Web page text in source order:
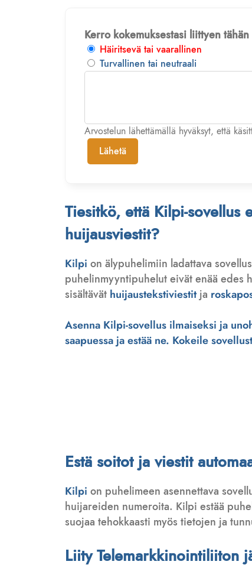
Kerro kokemuksestasi liittyen
Häiritsevä tai vaarallinen
Turvallinen tai neutraali
Arvostelun lähettämällä hyväksyt, että
Lähetä
Tiesitkö, että Kilpi-sovellus
huijausviestit?
Kilpi on älypuhelimiin ladattava
puhelinmyyntipuhelut eivät enää edes
sisältävät huijaustekstiviestitja
Asenna Kilpi-sovellus ilmaiseksi ja
saapuessa ja estää ne. Kokeile
Estä soitot ja viestit
Kilpi on puhelimeen asennettava
huijareiden numeroita. Kilpi estää
suojaa tehokkaasti myös tietojen ja
Liity Telemarkkinointiliiton